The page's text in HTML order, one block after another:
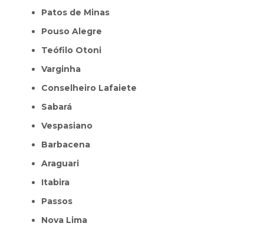
Patos de Minas
Pouso Alegre
Teófilo Otoni
Varginha
Conselheiro Lafaiete
Sabará
Vespasiano
Barbacena
Araguari
Itabira
Passos
Nova Lima